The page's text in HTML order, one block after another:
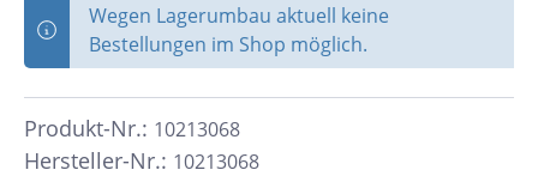
Wegen Lagerumbau aktuell keine
Bestellungen im Shop möglich.
Hersteller-Nr.: 10213068
Produkt-Nr.: 10213068